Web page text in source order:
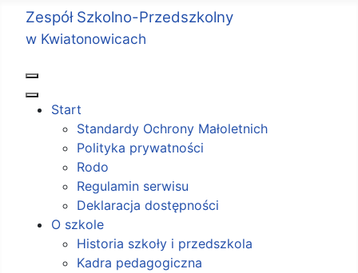
Zespół Szkolno-Przedszkolny
w Kwiatonowicach
Start
Standardy Ochrony Małoletnich
Polityka prywatności
Rodo
Regulamin serwisu
Deklaracja dostępności
O szkole
Historia szkoły i przedszkola
Kadra pedagogiczna